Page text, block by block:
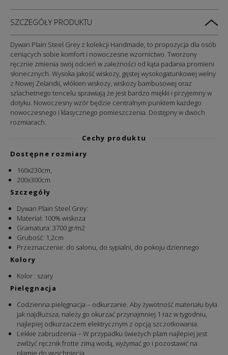
SZCZEGÓŁY PRODUKTU
Dywan Plain Steel Grey z kolekcji Handmade, to propozycja dla osób
ceniących sobie komfort i nowoczesne wzornictwo. Tworzony
ręcznie zmienia swój odcień w zależności od kąta padania promieni
słonecznych. Wysoka jakośćwiskozy, gęstej wysokogatunkowej wełny
z Nowej Zelandii, włókien wiskozy, wiskozy bambusowej oraz
szlachetnego tencelu sprawiają że jest bardzo miękki i przyjemny w
dotyku. Nowoczesny wzór będzie centralnym punktem każdego
nowoczesnego i klasycznego pomieszczenia. Dostępny w dwóch
rozmiarach.
Cechy produktu
Dostępne rozmiary
160x230cm,
200x300cm
Szczegóły
Dywan Plain Steel Grey:
Materiał: 100% wiskoza
Gramatura: 3700 gr/m2
Grubość: 1,2cm
Przeznaczenie: do salonu, do sypialni, do pokoju dziennego
Kolory
Kolor : szary
Pielęgnacja
Codzienna pielęgnacja – odkurzanie. Aby żywotność materiału była
jak najdłuższa, należy go okurzać przynajmniej 1 raz w tygodniu,
najlepiej odkurzaczem elektrycznym z opcją szczotkowania.
Lekkie zabrudzenia – W przypadku świeżych plam najlepiej jest
zwilżyć ręcznik frotte zimą wodą, wyżymać go i pozostawić na
plamie do wyschnięcia.